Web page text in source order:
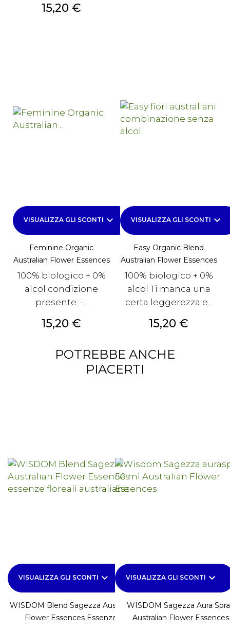
Prezzo
15,20 €
VISUALIZZA GLI SCONTI keyboard_arrow_down
Feminine Organic
Australian Flower Essences
100% biologico + 0%
alcol condizione
presente: -...
Prezzo
15,20 €
VISUALIZZA GLI SCONTI keyboard_arrow_down
Easy Organic Blend
Australian Flower Essences
100% biologico + 0%
alcol Ti manca una
certa leggerezza e...
Prezzo
15,20 €
POTREBBE ANCHE
PIACERTI
VISUALIZZA GLI SCONTI keyboard_arrow_down
WISDOM Blend Sagezza Australian
Flower Essences Essenze...
VISUALIZZA GLI SCONTI keyboard_arrow_down
WISDOM Sagezza Aura
Australian Flower Essences